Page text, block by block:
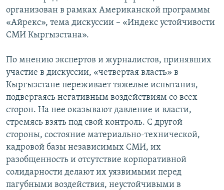
организован в рамках Американской программы
«Айрекс», тема дискуссии – «Индекс устойчивости
СМИ Кыргызстана».
По мнению экспертов и журналистов, принявших
участие в дискуссии, «четвертая власть» в
Кыргызстане переживает тяжелые испытания,
подвергаясь негативным воздействиям со всех
сторон. На нее оказывают давление и власти,
стремясь взять под свой контроль. С другой
стороны, состояние материально-технической,
кадровой базы независимых СМИ, их
разобщенность и отсутствие корпоративной
солидарности делают их уязвимыми перед
пагубными воздействия, неустойчивыми в